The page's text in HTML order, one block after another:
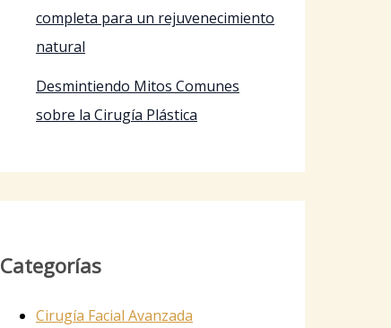
completa para un rejuvenecimiento
natural
Desmintiendo Mitos Comunes
sobre la Cirugía Plástica
Categorías
Cirugía Facial Avanzada